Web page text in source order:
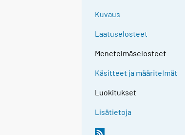
Kuvaus
Laatuselosteet
Menetelmäselosteet
Käsitteet ja määritelmät
Luokitukset
Lisätietoja